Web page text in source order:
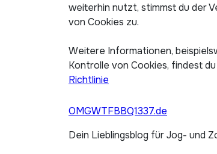
weiterhin nutzt, stimmst du der
von Cookies zu.
Weitere Informationen,
Kontrolle von Cookies, findest du
Richtlinie
OMGWTFBBQ1337.de
Dein Lieblingsblog für Jog- und